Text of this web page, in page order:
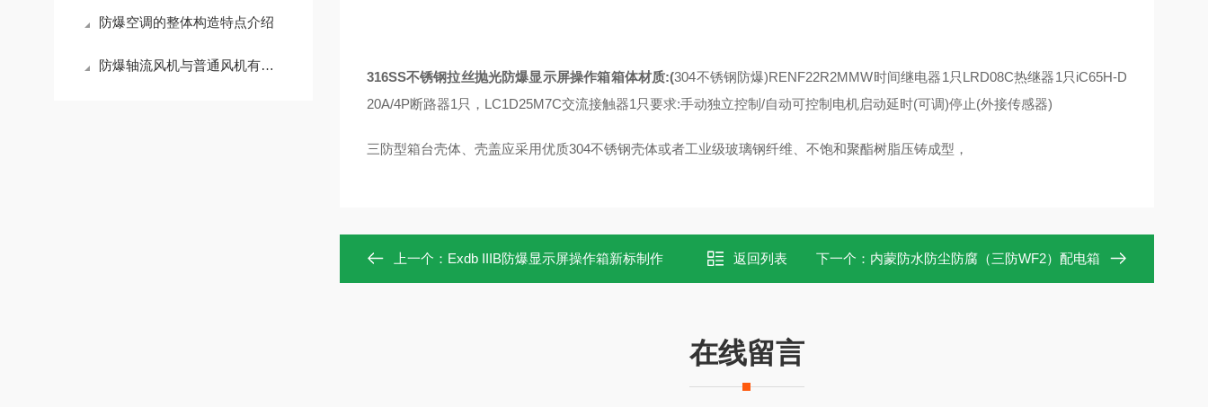
防爆空调的整体构造特点介绍
防爆轴流风机与普通风机有什么不同
316SS不锈钢拉丝抛光防爆显示屏操作箱箱体材质:(304不锈钢防爆)RENF22R2MMW时间继电器1只LRD08C热继器1只iC65H-D
20A/4P断路器1只，LC1D25M7C交流接触器1只要求:手动独立控制/自动可控制电机启动延时(可调)停止(外接传感器)
三防型箱台壳体、壳盖应采用优质304不锈钢壳体或者工业级玻璃钢纤维、不饱和聚酯树脂压铸成型，
上一个： Exdb IIIB防爆显示屏操作箱新标制作 返回列表 下一个： 内蒙防水防尘防腐（三防WF2）配电箱
在线留言